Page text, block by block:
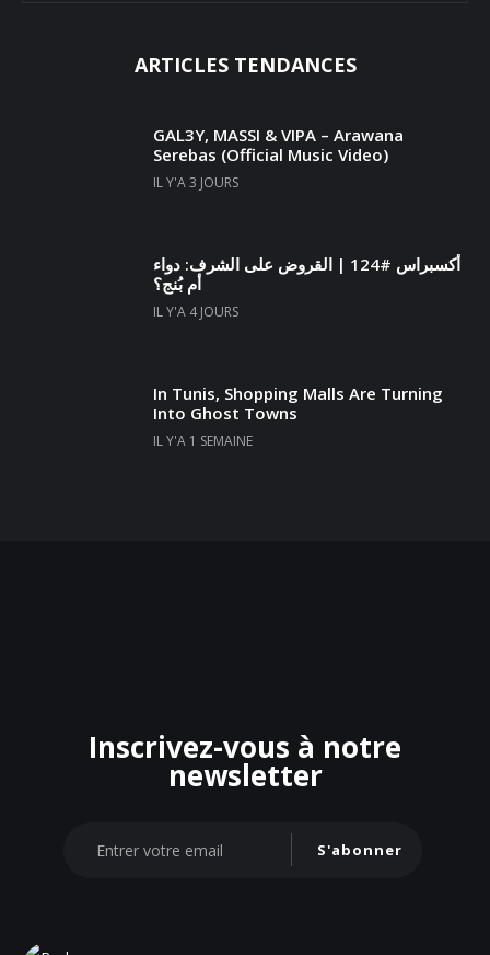
ARTICLES TENDANCES
GAL3Y, MASSI & VIPA – Arawana
Serebas (Official Music Video)
IL Y'A 3 JOURS
أكسبراس #124 | القروض على الشرف: دواء
أم بُنج؟
IL Y'A 4 JOURS
In Tunis, Shopping Malls Are Turning
Into Ghost Towns
IL Y'A 1 SEMAINE
Inscrivez-vous à notre
newsletter
S'abonner